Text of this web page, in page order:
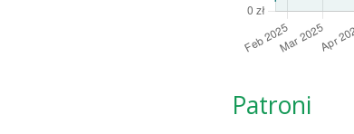
Patroni